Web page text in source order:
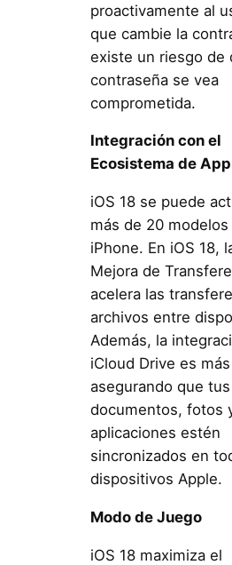
proactivamente al
que cambie la
existe un riesgo de
contraseña se vea
comprometida.
Integración con el
Ecosistema de
iOS 18 se puede
más de 20 modelos
iPhone. En iOS 18,
Mejora de
acelera las
archivos entre
Además, la
iCloud Drive es
asegurando que tus
documentos, fotos
aplicaciones estén
sincronizados en
dispositivos Apple.
Modo de Juego
iOS 18 maximiza el